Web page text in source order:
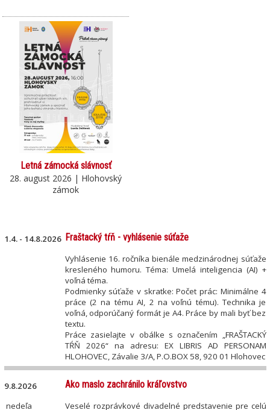
Letná zámocká slávnosť
28. august 2026 | Hlohovský
zámok
1.4. - 14.8.2026 Fraštacký tŕň - vyhlásenie súťaže
Vyhlásenie 16. ročníka bienále medzinárodnej súťaže
kresleného humoru. Téma: Umelá inteligencia (AI) +
voľná téma.
Podmienky súťaže v skratke: Počet prác: Minimálne 4
práce (2 na tému AI, 2 na voľnú tému). Technika je
voľná, odporúčaný formát je A4. Práce by mali byť bez
textu.
Práce zasielajte v obálke s označením „FRAŠTACKÝ
TŔŇ 2026“ na adresu: EX LIBRIS AD PERSONAM
HLOHOVEC, Závalie 3/A, P.O.BOX 58, 920 01 Hlohovec
9.8.2026 Ako maslo zachránilo kráľovstvo
nedeľa Veselé rozprávkové divadelné predstavenie pre celú